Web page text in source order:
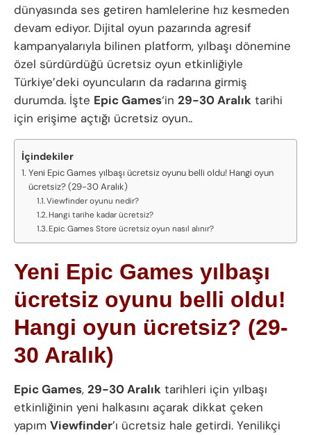
dünyasında ses getiren hamlelerine hız kesmeden
devam ediyor. Dijital oyun pazarında agresif
kampanyalarıyla bilinen platform, yılbaşı dönemine
özel sürdürdüğü ücretsiz oyun etkinliğiyle
Türkiye’deki oyuncuların da radarına girmiş
durumda. İşte Epic Games‘in 29-30 Aralık tarihi
için erişime açtığı ücretsiz oyun..
İçindekiler
Yeni Epic Games yılbaşı ücretsiz oyunu belli oldu! Hangi oyun
ücretsiz? (29-30 Aralık)
Viewfinder oyunu nedir?
Hangi tarihe kadar ücretsiz?
Epic Games Store ücretsiz oyun nasıl alınır?
Yeni Epic Games yılbaşı
ücretsiz oyunu belli oldu!
Hangi oyun ücretsiz? (29-
30 Aralık)
Epic Games, 29-30 Aralık tarihleri için yılbaşı
etkinliğinin yeni halkasını açarak dikkat çeken
yapım Viewfinder’ı ücretsiz hale getirdi. Yenilikçi